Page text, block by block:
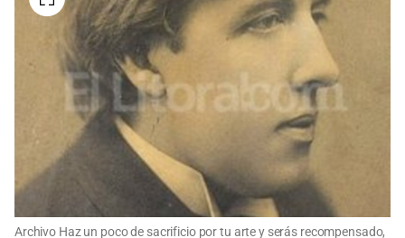
Archivo Haz un poco de sacrificio por tu arte y serás recompensado,